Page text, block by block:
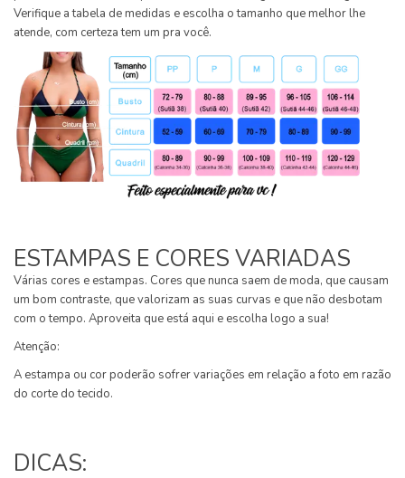
Verifique a tabela de medidas e escolha o tamanho que melhor lhe
atende, com certeza tem um pra você.
ESTAMPAS E CORES VARIADAS
Várias cores e estampas. Cores que nunca saem de moda, que causam
um bom contraste, que valorizam as suas curvas e que não desbotam
com o tempo. Aproveita que está aqui e escolha logo a sua!
Atenção:
A estampa ou cor poderão sofrer variações em relação a foto em razão
do corte do tecido.
DICAS: